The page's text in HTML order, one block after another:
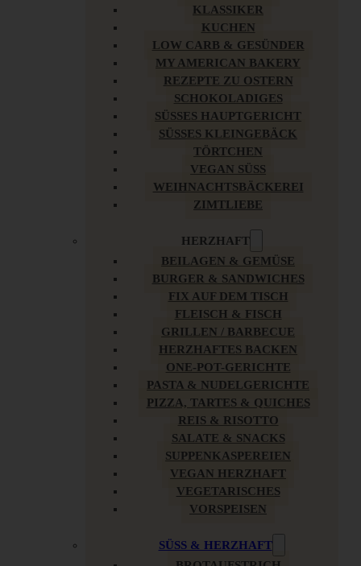
KLASSIKER
KUCHEN
LOW CARB & GESÜNDER
MY AMERICAN BAKERY
REZEPTE ZU OSTERN
SCHOKOLADIGES
SÜSSES HAUPTGERICHT
SÜSSES KLEINGEBÄCK
TÖRTCHEN
VEGAN SÜSS
WEIHNACHTSBÄCKEREI
ZIMTLIEBE
HERZHAFT
BEILAGEN & GEMÜSE
BURGER & SANDWICHES
FIX AUF DEM TISCH
FLEISCH & FISCH
GRILLEN / BARBECUE
HERZHAFTES BACKEN
ONE-POT-GERICHTE
PASTA & NUDELGERICHTE
PIZZA, TARTES & QUICHES
REIS & RISOTTO
SALATE & SNACKS
SUPPENKASPEREIEN
VEGAN HERZHAFT
VEGETARISCHES
VORSPEISEN
SÜSS & HERZHAFT